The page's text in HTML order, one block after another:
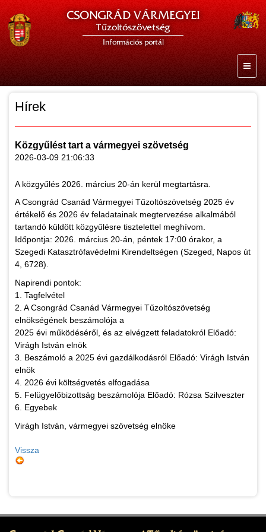
CSONGRÁD VÁRMEGYEI
Tűzoltószövetség
Információs portál
Hírek
Közgyűlést tart a vármegyei szövetség
2026-03-09 21:06:33
A közgyűlés 2026. március 20-án kerül megtartásra.
A Csongrád Csanád Vármegyei Tűzoltószövetség 2025 év
értékelő és 2026 év feladatainak megtervezése alkalmából
tartandó küldött közgyűlésre tisztelettel meghívom.
Időpontja: 2026. március 20-án, péntek 17:00 órakor, a
Szegedi Katasztrófavédelmi Kirendeltségen (Szeged, Napos út
4, 6728).
Napirendi pontok:
1. Tagfelvétel
2. A Csongrád Csanád Vármegyei Tűzoltószövetség
elnökségének beszámolója a
2025 évi működéséről, és az elvégzett feladatokról Előadó:
Virágh István elnök
3. Beszámoló a 2025 évi gazdálkodásról Előadó: Virágh István
elnök
4. 2026 évi költségvetés elfogadása
5. Felügyelőbizottság beszámolója Előadó: Rózsa Szilveszter
6. Egyebek
Virágh István, vármegyei szövetség elnöke
Vissza